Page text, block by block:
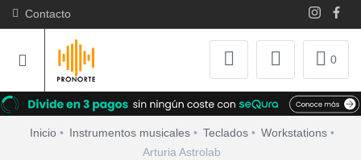
Contacto
0
Inicio Instrumentos musicales Teclados
Workstations
Arturia Astrolab